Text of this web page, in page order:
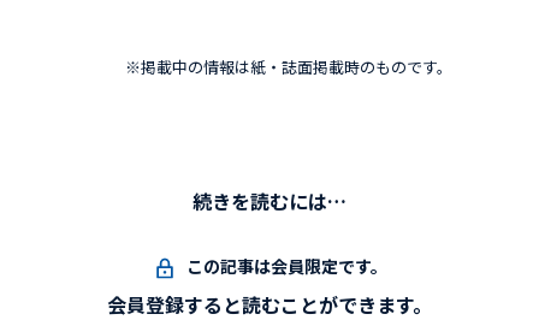
※掲載中の情報は紙・誌面掲載時のものです。
続きを読むには…
この記事は会員限定です。
会員登録すると読むことができます。